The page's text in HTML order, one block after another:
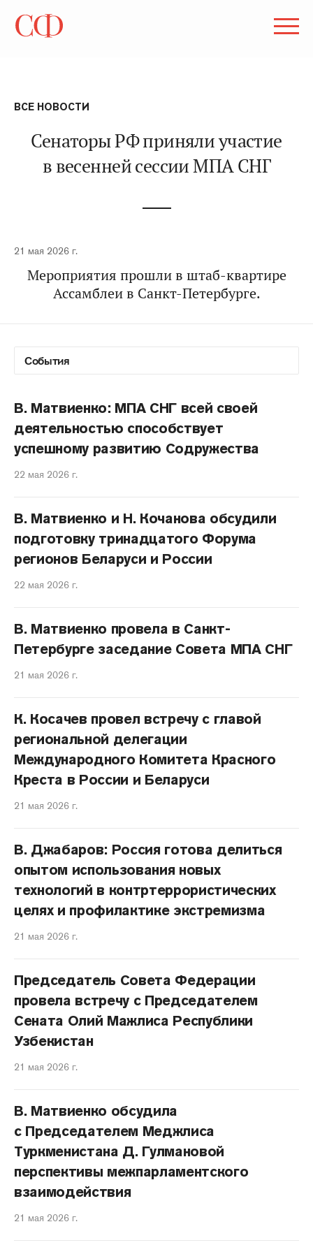
ВСЕ НОВОСТИ
Сенаторы РФ приняли участие
в весенней сессии МПА СНГ
21 мая 2026 г.
Мероприятия прошли в штаб-квартире
Ассамблеи в Санкт-Петербурге.
В. Матвиенко: МПА СНГ всей своей
деятельностью способствует
успешному развитию Содружества
22 мая 2026 г.
В. Матвиенко и Н. Кочанова обсудили
подготовку тринадцатого Форума
регионов Беларуси и России
22 мая 2026 г.
В. Матвиенко провела в Санкт-
Петербурге заседание Совета МПА СНГ
21 мая 2026 г.
К. Косачев провел встречу с главой
региональной делегации
Международного Комитета Красного
Креста в России и Беларуси
21 мая 2026 г.
В. Джабаров: Россия готова делиться
опытом использования новых
технологий в контртеррористических
целях и профилактике экстремизма
21 мая 2026 г.
Председатель Совета Федерации
провела встречу с Председателем
Сената Олий Мажлиса Республики
Узбекистан
21 мая 2026 г.
В. Матвиенко обсудила
с Председателем Меджлиса
Туркменистана Д. Гулмановой
перспективы межпарламентского
взаимодействия
21 мая 2026 г.